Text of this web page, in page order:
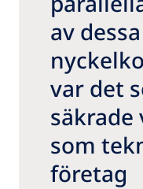
av dessa
var det
säkrade
som
företag